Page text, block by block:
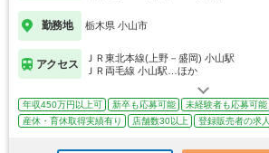
勤務地 栃木県 小山市
アクセス
ＪＲ東北本線(上野－盛岡) 小山駅
ＪＲ両毛線 小山駅…ほか
年収450万円以上可 新卒も応募可能 未経験者も応募可能
産休・育休取得実績有り
店舗数30以上 登録販売者の求人